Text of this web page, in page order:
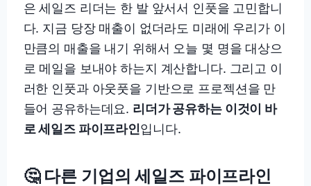
은 세일즈 리더는 한 발 앞서서 인풋을 고민합니
다. 지금 당장 매출이 없더라도 미래에 우리가 이
만큼의 매출을 내기 위해서 오늘 몇 명을 대상으
로 메일을 보내야 하는지 계산합니다. 그리고 이
러한 인풋과 아웃풋을 기반으로 프로젝션을 만
들어 공유하는데요. 리더가 공유하는 이것이 바
로 세일즈 파이프라인입니다.
🤔 다른 기업의 세일즈 파이프라인